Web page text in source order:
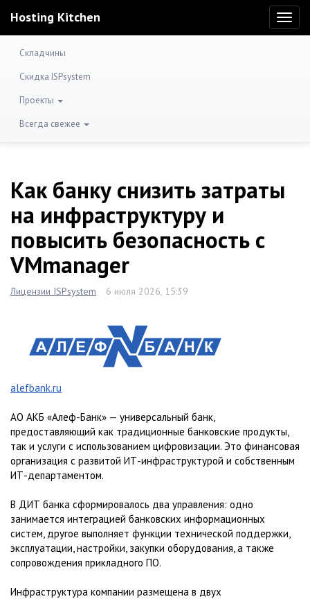
Hosting Kitchen
Складчины
Скидка ISPsystem
Проекты
Всегда свежее
Как банку снизить затраты
на инфраструктуру и
повысить безопасность с
VMmanager
Лицензии ISPsystem 6 июля 2026, 15:39
alefbank.ru
АО АКБ «Алеф-Банк» — универсальный банк,
предоставляющий как традиционные банковские продукты,
так и услуги с использованием цифровизации. Это финансовая
организация с развитой ИТ-инфраструктурой и собственным
ИТ-департаментом.
В ДИТ банка сформировалось два управления: одно
занимается интеграцией банковских информационных
систем, другое выполняет функции технической поддержки,
эксплуатации, настройки, закупки оборудования, а также
сопровождения прикладного ПО.
Инфраструктура компании размещена в двух